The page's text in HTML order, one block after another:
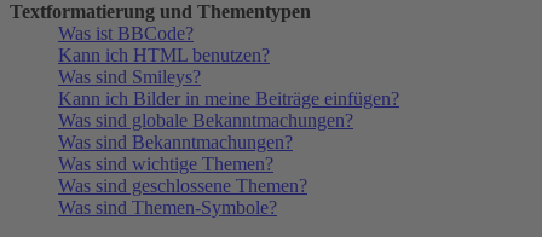
Textformatierung und Thementypen
Was ist BBCode?
Kann ich HTML benutzen?
Was sind Smileys?
Kann ich Bilder in meine Beiträge einfügen?
Was sind globale Bekanntmachungen?
Was sind Bekanntmachungen?
Was sind wichtige Themen?
Was sind geschlossene Themen?
Was sind Themen-Symbole?